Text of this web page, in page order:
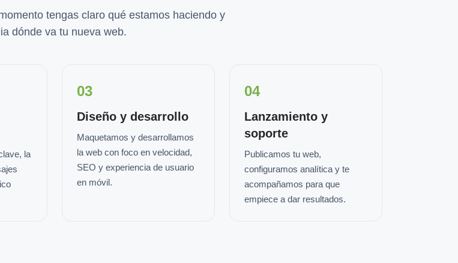
tengas claro qué estamos haciendo y
dónde va tu nueva web.
la
03
Diseño y desarrollo
Maquetamos y desarrollamos
la web con foco en velocidad,
SEO y experiencia de usuario
en móvil.
04
Lanzamiento y
soporte
Publicamos tu web,
configuramos analítica y te
acompañamos para que
empiece a dar resultados.